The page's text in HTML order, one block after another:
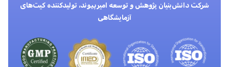
شرکت دانش‌بنیان پژوهش و توسعه امیرپیوند، تولیدکننده کیت‌های
آزمایشگاهی